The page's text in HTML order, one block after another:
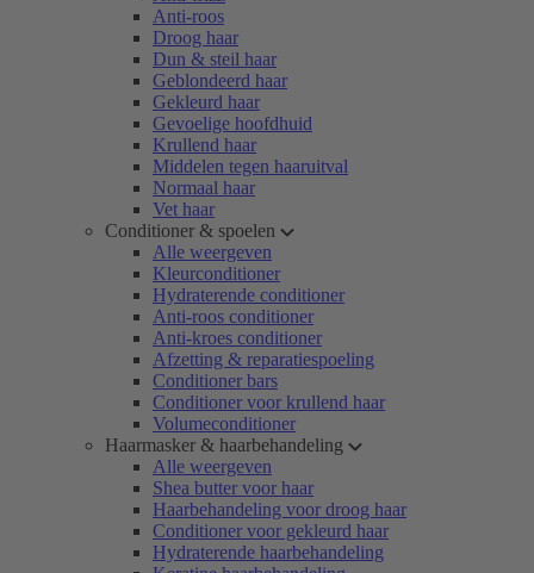
Anti-roos
Droog haar
Dun & steil haar
Geblondeerd haar
Gekleurd haar
Gevoelige hoofdhuid
Krullend haar
Middelen tegen haaruitval
Normaal haar
Vet haar
Conditioner & spoelen
Alle weergeven
Kleurconditioner
Hydraterende conditioner
Anti-roos conditioner
Anti-kroes conditioner
Afzetting & reparatiespoeling
Conditioner bars
Conditioner voor krullend haar
Volumeconditioner
Haarmasker & haarbehandeling
Alle weergeven
Shea butter voor haar
Haarbehandeling voor droog haar
Conditioner voor gekleurd haar
Hydraterende haarbehandeling